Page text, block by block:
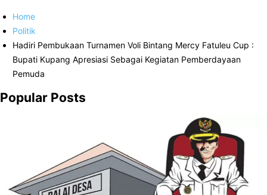
Home
Politik
Hadiri Pembukaan Turnamen Voli Bintang Mercy Fatuleu Cup :
Bupati Kupang Apresiasi Sebagai Kegiatan Pemberdayaan
Pemuda
Popular Posts